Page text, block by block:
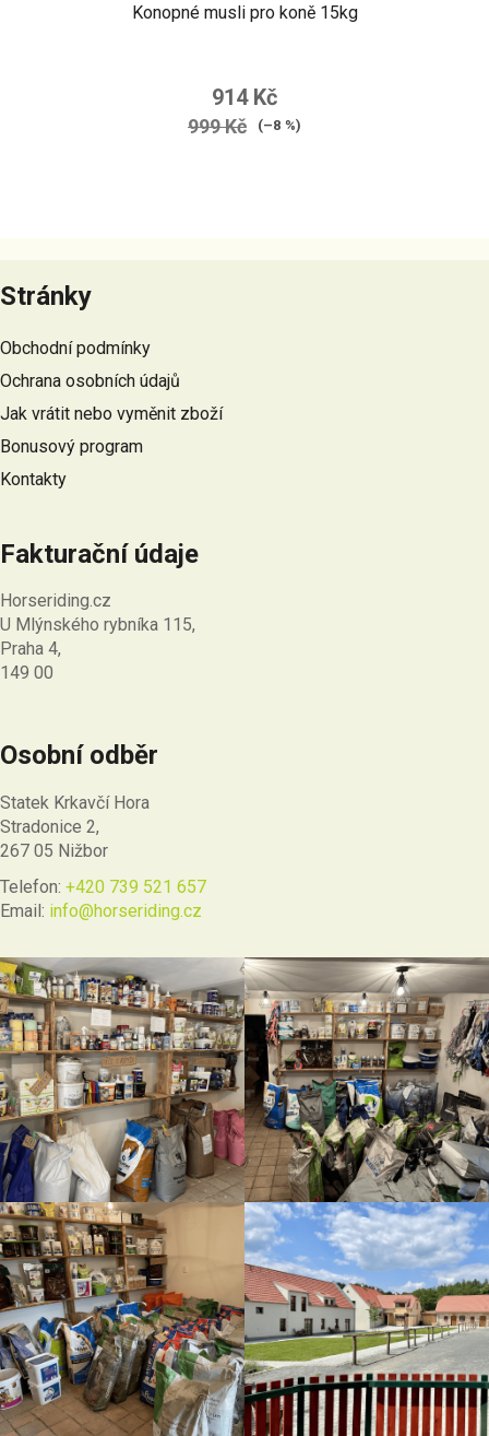
Konopné musli pro koně 15kg
914 Kč
999 Kč (–8 %)
á
p
a
t
í
Stránky
Obchodní podmínky
Ochrana osobních údajů
Jak vrátit nebo vyměnit zboží
Bonusový program
Kontakty
Fakturační údaje
Horseriding.cz
U Mlýnského rybníka 115,
Praha 4,
149 00
Osobní odběr
Statek Krkavčí Hora
Stradonice 2,
267 05 Nižbor
Telefon: +420 739 521 657
Email: info@horseriding.cz